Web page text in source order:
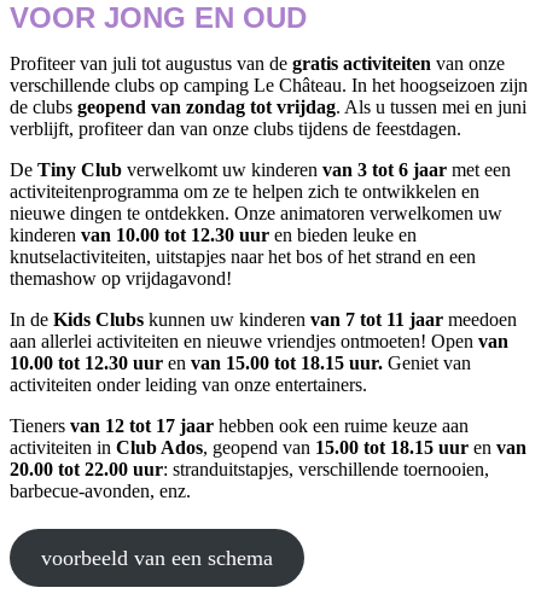
VOOR JONG EN OUD
Profiteer van juli tot augustus van de gratis activiteiten van onze
verschillende clubs op camping Le Château. In het hoogseizoen zijn
de clubs geopend van zondag tot vrijdag. Als u tussen mei en juni
verblijft, profiteer dan van onze clubs tijdens de feestdagen.
De Tiny Club verwelkomt uw kinderen van 3 tot 6 jaar met een
activiteitenprogramma om ze te helpen zich te ontwikkelen en
nieuwe dingen te ontdekken. Onze animatoren verwelkomen uw
kinderen van 10.00 tot 12.30 uur en bieden leuke en
knutselactiviteiten, uitstapjes naar het bos of het strand en een
themashow op vrijdagavond!
In de Kids Clubs kunnen uw kinderen van 7 tot 11 jaar meedoen
aan allerlei activiteiten en nieuwe vriendjes ontmoeten! Open van
10.00 tot 12.30 uur en van 15.00 tot 18.15 uur. Geniet van
activiteiten onder leiding van onze entertainers.
Tieners van 12 tot 17 jaar hebben ook een ruime keuze aan
activiteiten in Club Ados, geopend van 15.00 tot 18.15 uur en van
20.00 tot 22.00 uur: stranduitstapjes, verschillende toernooien,
barbecue-avonden, enz.
voorbeeld van een schema